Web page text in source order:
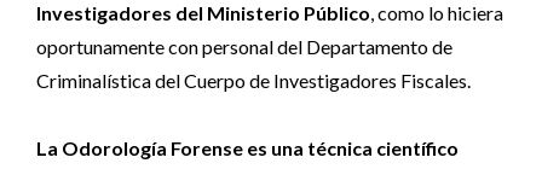
Investigadores del Ministerio Público, como lo hiciera
oportunamente con personal del Departamento de
Criminalística del Cuerpo de Investigadores Fiscales.
La Odorología Forense es una técnica científico